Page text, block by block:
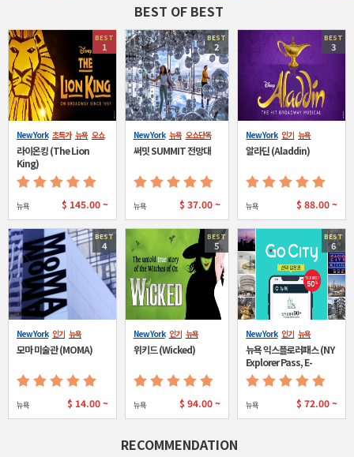
BEST OF BEST
BEST
1
New York 초특가 뉴욕 오쇼
단독
라이온킹 (The Lion
King)
뉴욕 $ 145.00 ~
BEST
2
New York 뉴욕 오쇼단독
써밋 SUMMIT 전망대
뉴욕 $37.00 ~
BEST
3
New York 인기 뉴욕
알라딘 (Aladdin)
뉴욕 $ 88.00 ~
BEST
4
New York 인기 뉴욕
모마 미술관 (MOMA)
뉴욕 $ 14.00 ~
BEST
5
New York 인기 뉴욕
위키드 (Wicked)
뉴욕 $94.00 ~
BEST
6
New York 인기 뉴욕
뉴욕 익스플로러패스 (NY
Explorer Pass, E-
ticket)
뉴욕 $ 72.00 ~
RECOMMENDATION